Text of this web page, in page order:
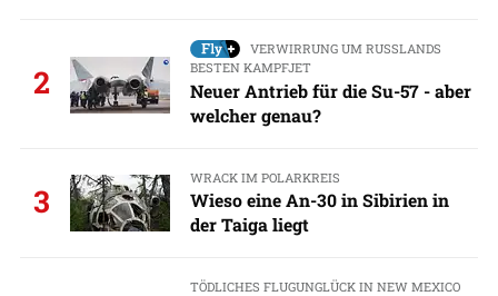
2
VERWIRRUNG UM RUSSLANDS
BESTEN KAMPFJET
Neuer Antrieb für die Su-57 - aber
welcher genau?
3
WRACK IM POLARKREIS
Wieso eine An-30 in Sibirien in
der Taiga liegt
TÖDLICHES FLUGUNGLÜCK IN NEW MEXICO